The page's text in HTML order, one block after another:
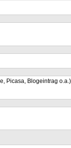
Picasa, Blogeintrag o.a.)